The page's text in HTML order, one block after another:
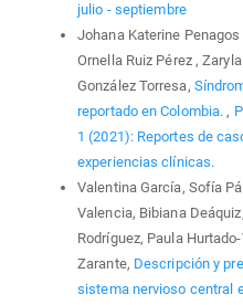
julio - septiembre
Johana Katerine
Ornella Ruiz Pérez ,
González Torresa,
reportado en Colombia.,
1 (2021): Reportes de
experiencias clínicas.
Valentina García, Sofía
Valencia, Bibiana
Rodríguez, Paula
Zarante, Descripción y
sistema nervioso central